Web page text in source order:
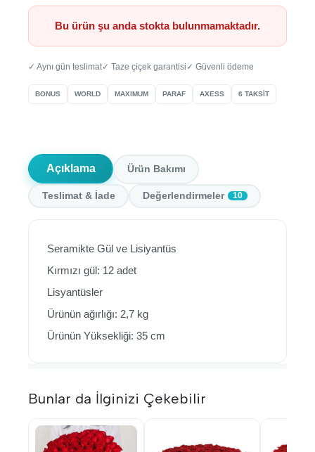
Bu ürün şu anda stokta bulunmamaktadır.
✓ Aynı gün teslimat✓ Taze çiçek garantisi ✓ Güvenli ödeme
BONUS WORLD MAXIMUM PARAF AXESS 6 TAKSİT
Açıklama Ürün Bakımı
Teslimat & İade Değerlendirmeler 10
Seramikte Gül ve Lisiyantüs
Kırmızı gül: 12 adet
Lisyantüsler
Ürünün ağırlığı: 2,7 kg
Ürünün Yüksekliği: 35 cm
Bunlar da İlginizi Çekebilir